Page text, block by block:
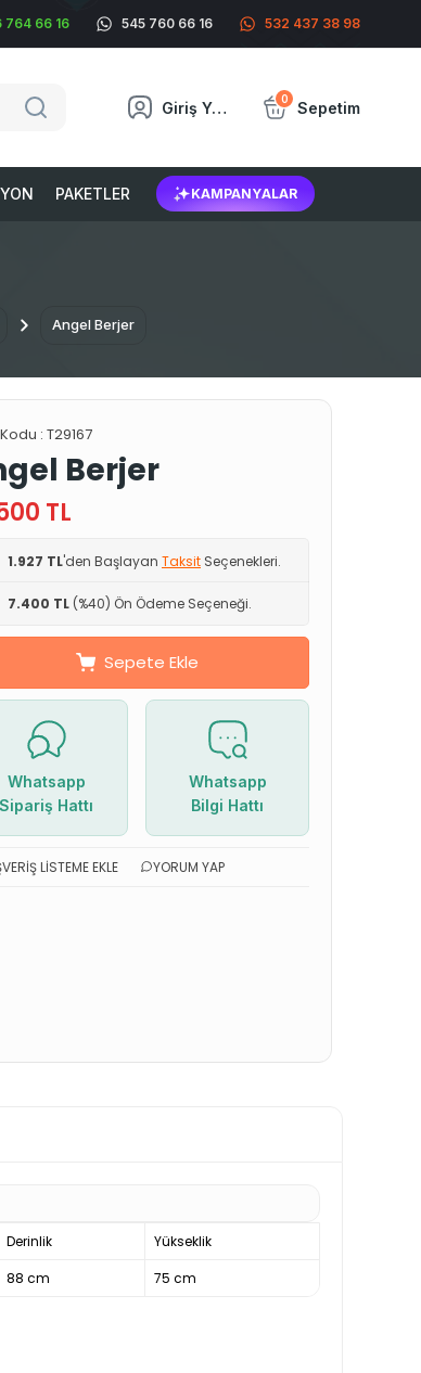
764 66 16 545 760 66 16 532 437 38 98
Giriş Yap 0 Sepetim
PAKETLER KAMPANYALAR
Angel Berjer
: T29167
Berjer
TL
1.927 TL'den Başlayan Taksit Seçenekleri.
7.400 TL (%40) Ön Ödeme Seçeneği.
Sepete Ekle
Whatsapp
Sipariş Hattı
Whatsapp
Bilgi Hattı
LISTEME EKLE YORUM YAP
Derinlik
Yükseklik
88 cm 75 cm